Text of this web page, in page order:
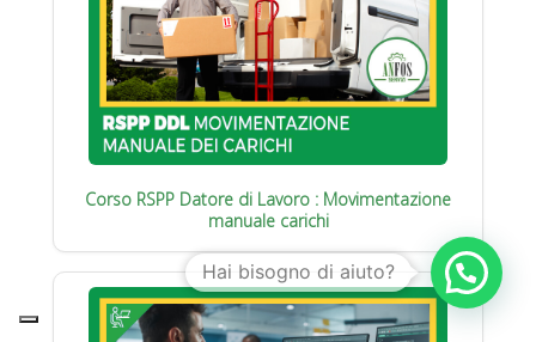
Corso RSPP Datore di Lavoro : Movimentazione
manuale carichi